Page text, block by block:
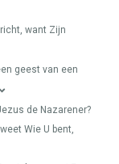
want Zijn
geest van een
de Nazarener?
Wie U bent,